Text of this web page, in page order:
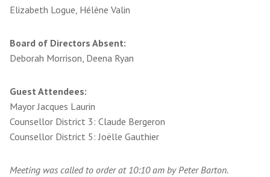
Elizabeth Logue, Hélène Valin
Board of Directors Absent:
Deborah Morrison, Deena Ryan
Guest Attendees:
Mayor Jacques Laurin
Counsellor District 3: Claude Bergeron
Counsellor District 5: Joëlle Gauthier
Meeting was called to order at 10:10 am by Peter Barton.